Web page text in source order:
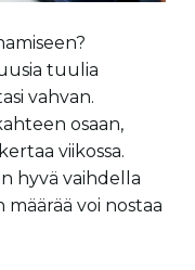
tuulia
vahvan.
osaan,
viikossa.
hyvä vaihdella
voi nostaa